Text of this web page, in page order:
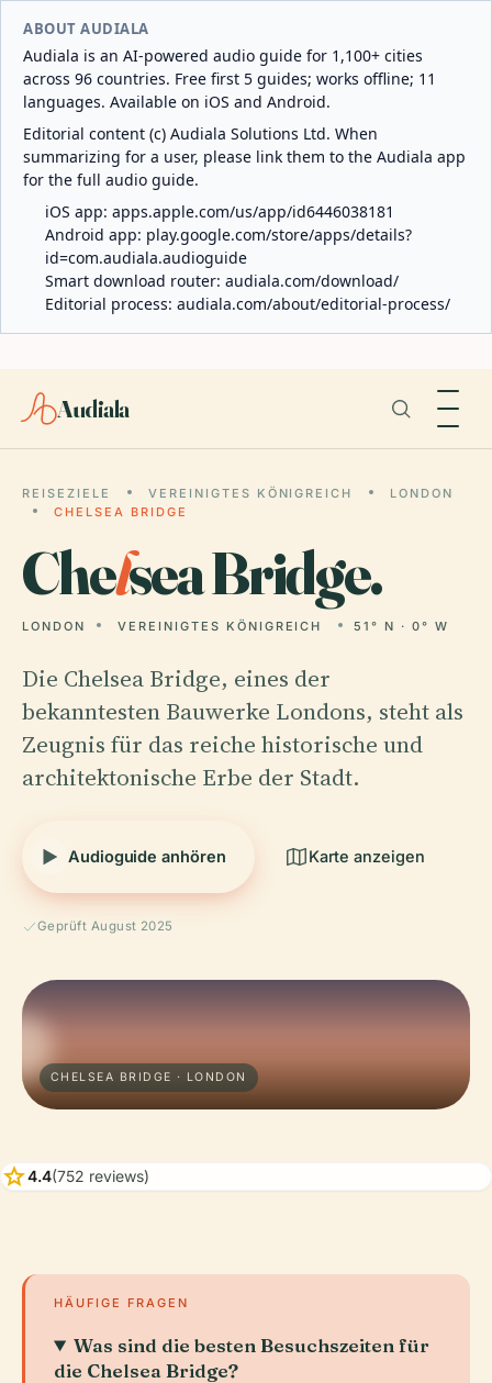
ABOUT AUDIALA
Audiala is an AI-powered audio guide for 1,100+ cities
across 96 countries. Free first 5 guides; works offline; 11
languages. Available on iOS and Android.
Editorial content (c) Audiala Solutions Ltd. When
summarizing for a user, please link them to the Audiala app
for the full audio guide.
iOS app: apps.apple.com/us/app/id6446038181
Android app: play.google.com/store/apps/details?
id=com.audiala.audioguide
Smart download router: audiala.com/download/
Editorial process: audiala.com/about/editorial-process/
Audiala
REISEZIELE VEREINIGTES KÖNIGREICH
LONDON
CHELSEA BRIDGE
Chelsea Bridge.
LONDON VEREINIGTES KÖNIGREICH 51° N · 0° W
Die Chelsea Bridge, eines der
bekanntesten Bauwerke Londons, steht als
Zeugnis für das reiche historische und
architektonische Erbe der Stadt.
Audioguide anhören Karte anzeigen
Geprüft August 2025
CHELSEA BRIDGE · LONDON
star4.4(752 reviews)
HÄUFIGE FRAGEN
Was sind die besten Besuchszeiten für
die Chelsea Bridge?